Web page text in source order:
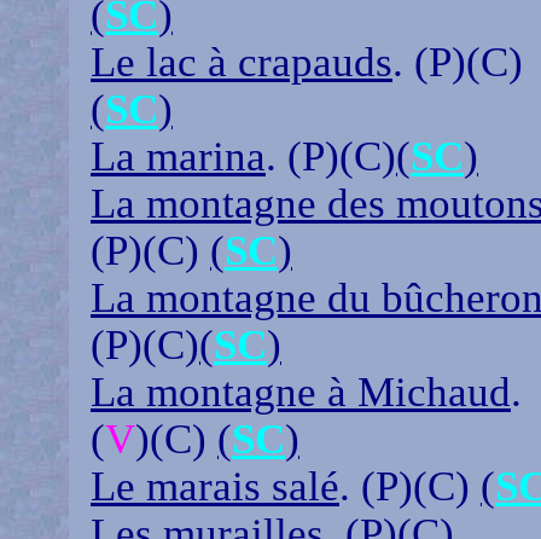
(SC)
Le lac à crapauds. (P)(C)
(SC)
La marina. (P)(C)(SC)
La montagne des
(P)(C) (SC)
La montagne du
(P)(C)(SC)
La montagne à Michaud.
(V)(C) (SC)
Le marais salé. (P)(C) (